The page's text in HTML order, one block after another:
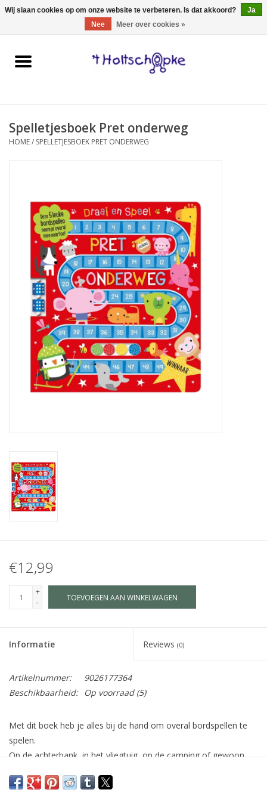
0 Artikelen - €0,00
Home
spellen
hebbedingen
kinderkamer
eten & drinken
knuffels
boeken
Merken
Spelletjesboek Pret onderweg
HOME/ SPELLETJESBOEK PRET ONDERWEG
€12,99
+
-
TOEVOEGEN AAN WINKELWAGEN
Informatie Reviews (0)
Artikelnummer:
9026177364
Beschikbaarheid:
Op voorraad(5)
Met dit boek heb je alles bij de hand om overal bordspellen te
spelen.
Op de achterbank, in het vliegtuig, op de camping of gewoon
Pak de pionnen uit het voorvak, lees de spelregels, draai en
Wij slaan cookies op om onze website te verbeteren. Is dat akkoord?
Ja
Nee
Meer over cookies »